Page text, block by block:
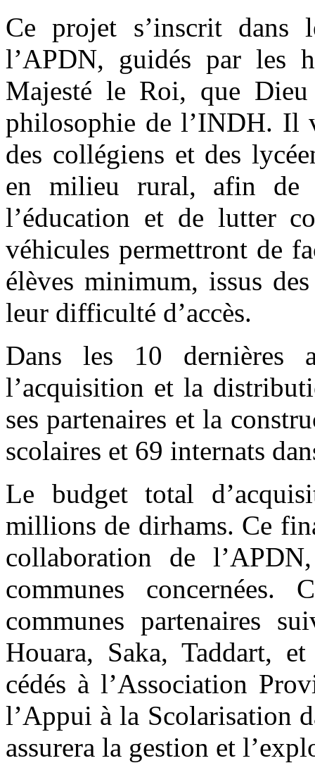
Ce projet s’inscrit dans
l’APDN, guidés par les
Majesté le Roi, que Dieu
philosophie de l’INDH. Il
des collégiens et des
en milieu rural, afin de
l’éducation et de lutter
véhicules permettront de
élèves minimum, issus
leur difficulté d’accès.
Dans les 10 dernières
l’acquisition et la
ses partenaires et la
scolaires et 69 internats
Le budget total
millions de dirhams. Ce
collaboration de
communes
communes partenaires
Houara, Saka, Taddart,
cédés à l’Association
l’Appui à la Scolarisation
assurera la gestion et